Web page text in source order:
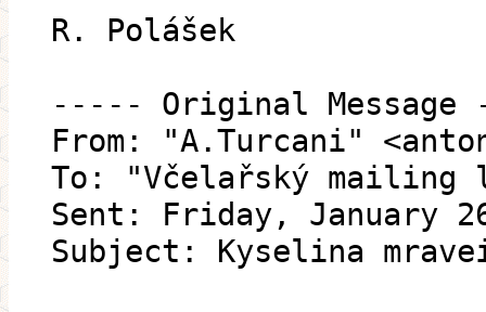
R. Polášek
----- Original
From: "A.Turcani"
To: "Včelařský
Sent: Friday, January
Subject: Kyselina